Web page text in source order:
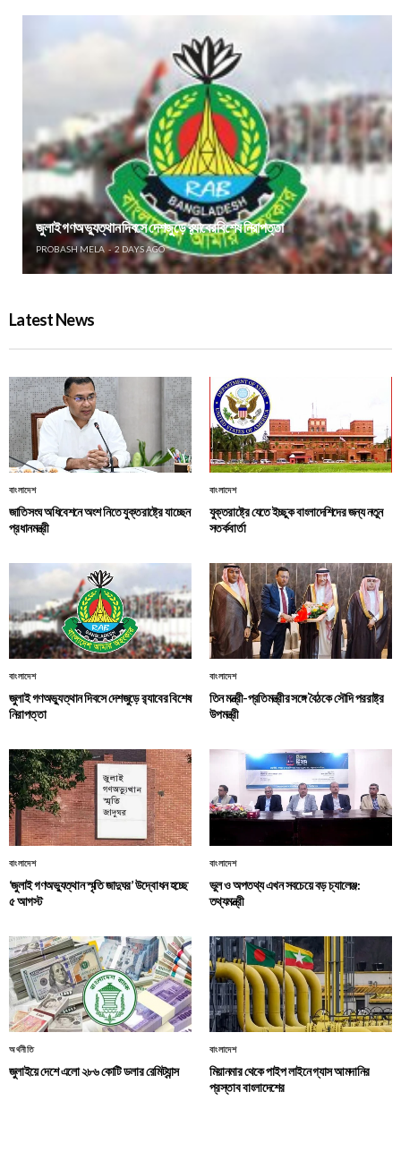
জুলাই গণঅভ্যুত্থান দিবসে দেশজুড়ে র‌্যাবের বিশেষ নিরাপত্তা
PROBASH MELA 2 DAYS AGO
Latest News
বাংলাদেশ
জাতিসংঘ অধিবেশনে অংশ নিতে যুক্তরাষ্ট্রে যাচ্ছেন
প্রধানমন্ত্রী
বাংলাদেশ
যুক্তরাষ্ট্রে যেতে ইচ্ছুক বাংলাদেশিদের জন্য নতুন
সতর্কবার্তা
বাংলাদেশ
জুলাই গণঅভ্যুত্থান দিবসে দেশজুড়ে র‌্যাবের বিশেষ
নিরাপত্তা
বাংলাদেশ
তিন মন্ত্রী-প্রতিমন্ত্রীর সঙ্গে বৈঠকে সৌদি পররাষ্ট্র
উপমন্ত্রী
বাংলাদেশ
‘জুলাই গণঅভ্যুত্থান স্মৃতি জাদুঘর’ উদ্বোধন হচ্ছে
৫ আগস্ট
বাংলাদেশ
ভুল ও অপতথ্য এখন সবচেয়ে বড় চ্যালেঞ্জ:
তথ্যমন্ত্রী
অর্থনীতি
জুলাইয়ে দেশে এলো ২৮৬ কোটি ডলার রেমিট্যান্স
বাংলাদেশ
মিয়ানমার থেকে পাইপ লাইনে গ্যাস আমদানির
প্রস্তাব বাংলাদেশের